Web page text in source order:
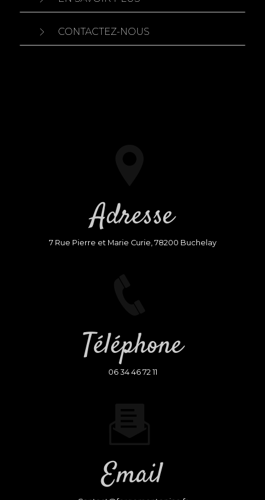
CONTACTEZ-NOUS
Adresse
7 Rue Pierre et Marie Curie, 78200 Buchelay
Téléphone
06 34 46 72 11
Email